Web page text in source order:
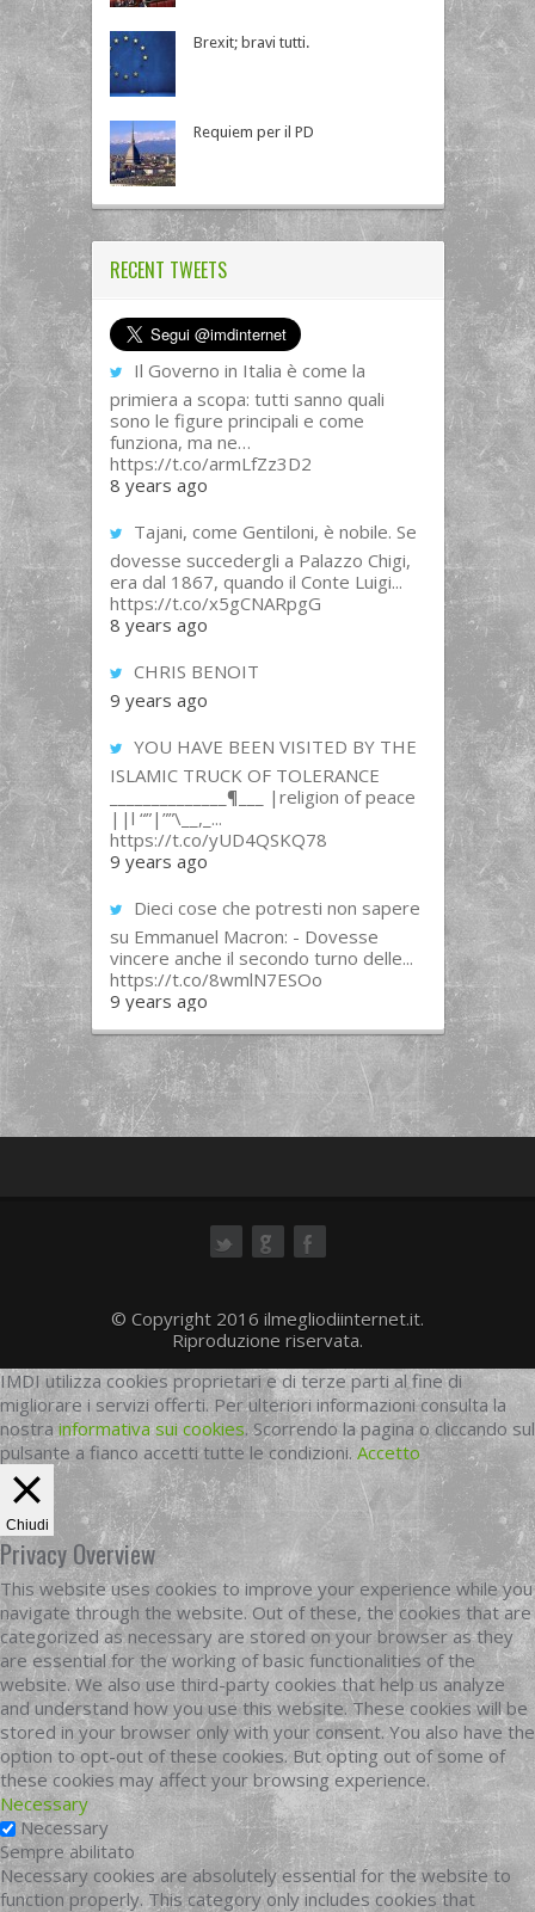
Brexit; bravi tutti.
Requiem per il PD
RECENT TWEETS
Il Governo in Italia è come la
primiera a scopa: tutti sanno quali
sono le figure principali e come
funziona, ma ne…
https://t.co/armLfZz3D2
8 years ago
Tajani, come Gentiloni, è nobile. Se
dovesse succedergli a Palazzo Chigi,
era dal 1867, quando il Conte Luigi...
https://t.co/x5gCNARpgG
8 years ago
CHRIS BENOIT
9 years ago
YOU HAVE BEEN VISITED BY THE
ISLAMIC TRUCK OF TOLERANCE
______________¶___ |religion of peace
||l “”|””\__,_...
https://t.co/yUD4QSKQ78
9 years ago
Dieci cose che potresti non sapere
su Emmanuel Macron: - Dovesse
vincere anche il secondo turno delle...
https://t.co/8wmlN7ESOo
9 years ago
© Copyright 2016 ilmegliodiinternet.it.
Riproduzione riservata.
IMDI utilizza cookies proprietari e di terze parti al fine di
migliorare i servizi offerti. Per ulteriori informazioni consulta la
nostrainformativa sui cookies. Scorrendo la pagina o cliccando sul
pulsante a fianco accetti tutte le condizioni. Accetto
Chiudi
Privacy Overview
This website uses cookies to improve your experience while you
navigate through the website. Out of these, the cookies that are
categorized as necessary are stored on your browser as they
are essential for the working of basic functionalities of the
website. We also use third-party cookies that help us analyze
and understand how you use this website. These cookies will be
stored in your browser only with your consent. You also have the
option to opt-out of these cookies. But opting out of some of
these cookies may affect your browsing experience.
Necessary
Necessary
Sempre abilitato
Necessary cookies are absolutely essential for the website to
function properly. This category only includes cookies that